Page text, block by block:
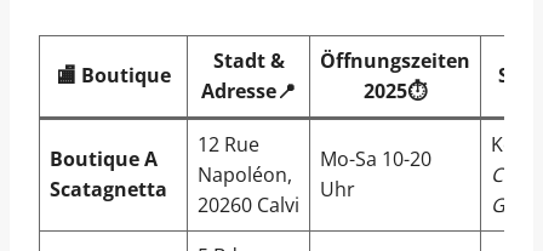
🏬 Boutique
Stadt &
Adresse📍
Öffnungszeiten
2025⏱️
Boutique A
Scatagnetta
12 Rue
Napoléon,
20260 Calvi
Mo-Sa 10-20
Uhr
Gifts